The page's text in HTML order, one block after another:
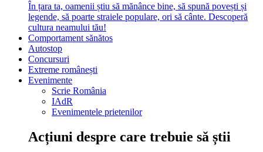
În țara ta, oamenii știu să mănânce bine, să spună povești și
legende, să poarte straiele populare, ori să cânte. Descoperă
cultura neamului tău!
Comportament sănătos
Autostop
Concursuri
Extreme românești
Evenimente
Scrie România
IAdR
Evenimentele prietenilor
Acțiuni despre care trebuie să știi